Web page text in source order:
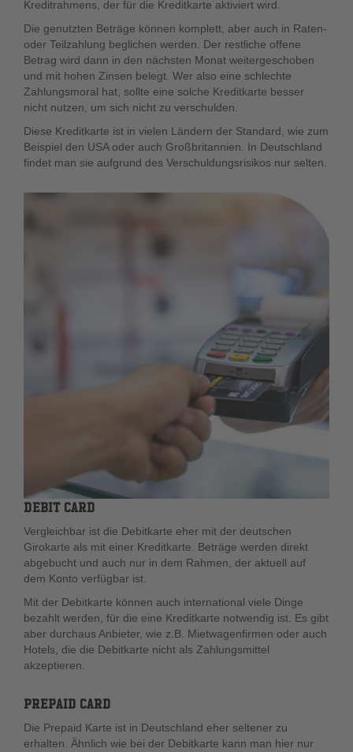
Kreditrahmens, der für die Kreditkarte aktiviert wird.
Die genutzten Beträge können komplett, aber auch in Raten-
oder Teilzahlung beglichen werden. Der restliche offene
Betrag wird dann in den nächsten Monat weitergeschoben
und mit hohen Zinsen belegt. Wer also eine schlechte
Zahlungsmoral hat, sollte eine solche Kreditkarte besser
nicht nutzen, um sich nicht zu verschulden.
Diese Kreditkarte ist in vielen Ländern der Standard, wie zum
Beispiel den USA oder auch Großbritannien. In Deutschland
findet man sie aufgrund des Verschuldungsrisikos nur selten.
DEBIT CARD
Vergleichbar ist die Debitkarte eher mit der deutschen
Girokarte als mit einer Kreditkarte. Beträge werden direkt
abgebucht und auch nur in dem Rahmen, der aktuell auf
dem Konto verfügbar ist.
Mit der Debitkarte können auch international viele Dinge
bezahlt werden, für die eine Kreditkarte notwendig ist. Es gibt
aber durchaus Anbieter, wie z.B. Mietwagenfirmen oder auch
Hotels, die die Debitkarte nicht als Zahlungsmittel
akzeptieren.
PREPAID CARD
Die Prepaid Karte ist in Deutschland eher seltener zu
erhalten. Ähnlich wie bei der Debitkarte kann man hier nur